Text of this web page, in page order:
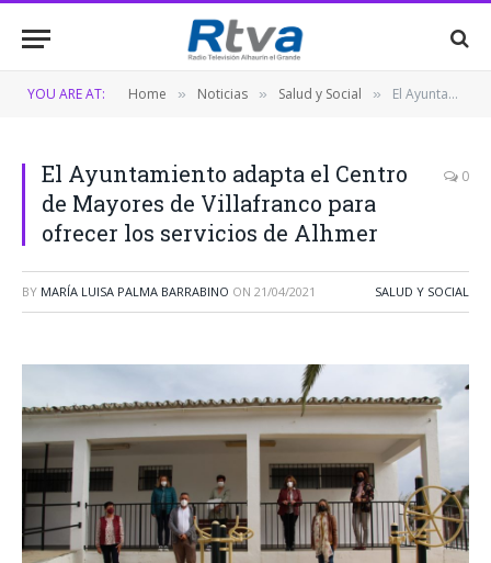
YOU ARE AT: Home » Noticias » Salud y Social » El Ayuntamiento adapta el Centro de Mayores de Villafranco para ofrecer los servicios de Alhmer
El Ayuntamiento adapta el Centro
de Mayores de Villafranco para
ofrecer los servicios de Alhmer
0
BY MARÍA LUISA PALMA BARRABINO ON 21/04/2021 SALUD Y SOCIAL